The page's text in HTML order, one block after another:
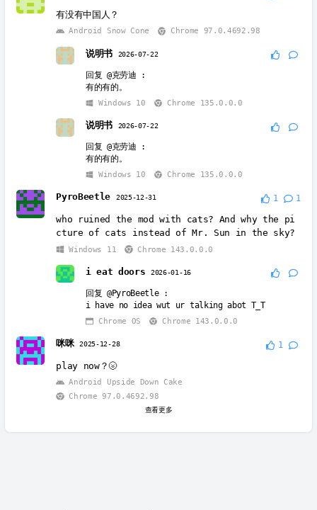
有没有中国人？
Android Snow Cone Chrome 97.0.4692.98
说明书 2026-07-22
回复@克劳迪 :
有的有的。
Windows 10
Chrome 135.0.0.0
说明书 2026-07-22
回复@克劳迪 :
有的有的。
Windows 10
Chrome 135.0.0.0
PyroBeetle 2025-12-31 1 1
who ruined the mod with cats? And why the pi
cture of cats instead of Mr. Sun in the sky?
Windows 11 Chrome 143.0.0.0
i eat doors 2026-01-16
回复@PyroBeetle:
i have no idea wut ur talking abot T_T
Chrome OS
Chrome 143.0.0.0
咪咪 2025-12-28 1
play now？🌝
Android Upside Down Cake
Chrome 97.0.4692.98
查看更多